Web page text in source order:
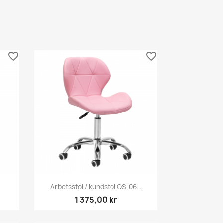
favorite_border
 Snabbvy
Arbetsstol / kundstol QS-06...
1 375,00 kr
favorite_border